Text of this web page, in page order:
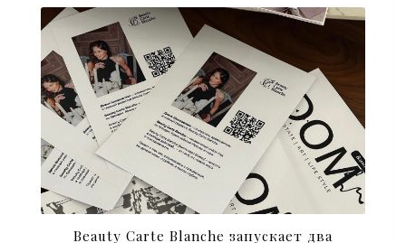
Beauty Carte Blanche запускает два